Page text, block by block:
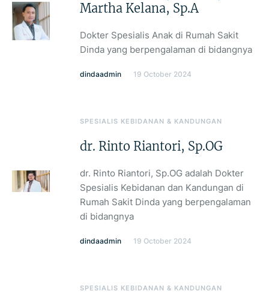
Martha Kelana, Sp.A
Dokter Spesialis Anak di Rumah Sakit
Dinda yang berpengalaman di bidangnya
dindaadmin 19 October 2024
SPESIALIS KEBIDANAN & KANDUNGAN
dr. Rinto Riantori, Sp.OG
dr. Rinto Riantori, Sp.OG adalah Dokter
Spesialis Kebidanan dan Kandungan di
Rumah Sakit Dinda yang berpengalaman
di bidangnya
dindaadmin 19 October 2024
SPESIALIS KEBIDANAN & KANDUNGAN